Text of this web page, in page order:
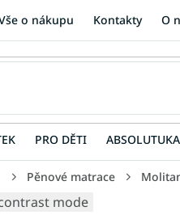
o nákupu Kontakty O
PRO DĚTI
Pěnové matrace
mode